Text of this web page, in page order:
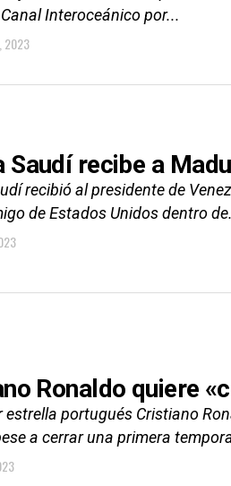
Interoceánico por...
2023
Saudí recibe a
recibió al presidente de
de Estados Unidos dentro
Ronaldo quiere
estrella portugués Cristiano
a cerrar una primera